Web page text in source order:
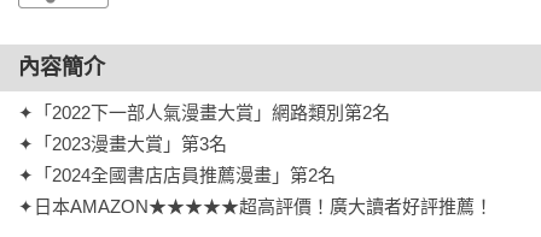
內容簡介
✦「2022下一部人氣漫畫大賞」網路類別第2名
✦「2023漫畫大賞」第3名
✦「2024全國書店店員推薦漫畫」第2名
✦日本AMAZON★★★★★超高評價！廣大讀者好評推薦！